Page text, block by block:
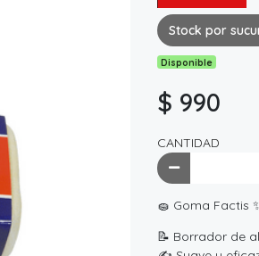
Stock por
Disponible
$ 990
CANTIDAD
🧽 Goma Factis
📝 Borrador de